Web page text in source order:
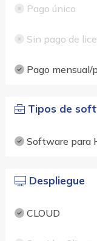
Pago único
Sin pago de
Pago mensual/
Tipos de
Software para
Despliegue
CLOUD